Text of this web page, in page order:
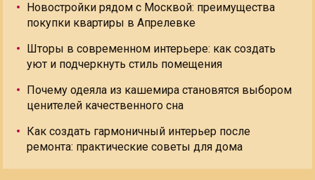
Новостройки рядом с Москвой: преимущества
покупки квартиры в Апрелевке
Шторы в современном интерьере: как создать
уют и подчеркнуть стиль помещения
Почему одеяла из кашемира становятся выбором
ценителей качественного сна
Как создать гармоничный интерьер после
ремонта: практические советы для дома